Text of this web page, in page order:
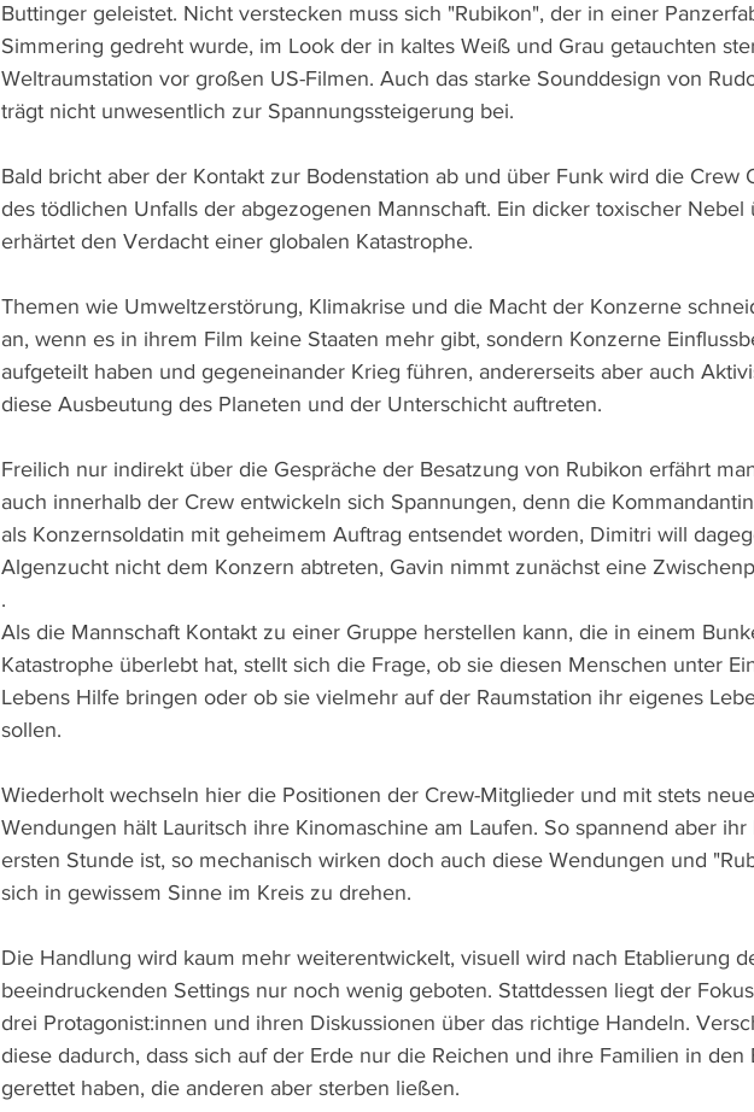
Buttinger geleistet. Nicht verstecken muss sich "Rubikon", der in einer
Simmering gedreht wurde, im Look der in kaltes Weiß und Grau getauchten
Weltraumstation vor großen US-Filmen. Auch das starke Sounddesign von
trägt nicht unwesentlich zur Spannungssteigerung bei.
Bald bricht aber der Kontakt zur Bodenstation ab und über Funk wird die Crew
des tödlichen Unfalls der abgezogenen Mannschaft. Ein dicker toxischer Nebel
erhärtet den Verdacht einer globalen Katastrophe.
Themen wie Umweltzerstörung, Klimakrise und die Macht der Konzerne
an, wenn es in ihrem Film keine Staaten mehr gibt, sondern Konzerne
aufgeteilt haben und gegeneinander Krieg führen, andererseits aber auch
diese Ausbeutung des Planeten und der Unterschicht auftreten.
Freilich nur indirekt über die Gespräche der Besatzung von Rubikon erfährt
auch innerhalb der Crew entwickeln sich Spannungen, denn die
als Konzernsoldatin mit geheimem Auftrag entsendet worden, Dimitri will
Algenzucht nicht dem Konzern abtreten, Gavin nimmt zunächst eine
.
Als die Mannschaft Kontakt zu einer Gruppe herstellen kann, die in einem
Katastrophe überlebt hat, stellt sich die Frage, ob sie diesen Menschen unter
Lebens Hilfe bringen oder ob sie vielmehr auf der Raumstation ihr eigenes
sollen.
Wiederholt wechseln hier die Positionen der Crew-Mitglieder und mit stets
Wendungen hält Lauritsch ihre Kinomaschine am Laufen. So spannend aber
ersten Stunde ist, so mechanisch wirken doch auch diese Wendungen und
sich in gewissem Sinne im Kreis zu drehen.
Die Handlung wird kaum mehr weiterentwickelt, visuell wird nach Etablierung
beeindruckenden Settings nur noch wenig geboten. Stattdessen liegt der
drei Protagonist:innen und ihren Diskussionen über das richtige Handeln.
diese dadurch, dass sich auf der Erde nur die Reichen und ihre Familien in den
gerettet haben, die anderen aber sterben ließen.